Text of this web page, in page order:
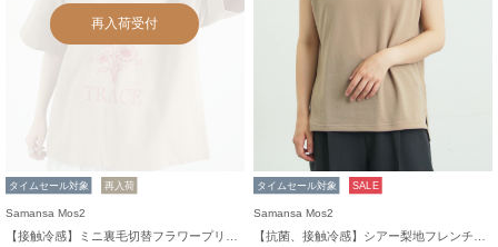
再入荷受付
タイムセール対象 再入荷
Samansa Mos2
タイムセール対象 SALE
Samansa Mos2